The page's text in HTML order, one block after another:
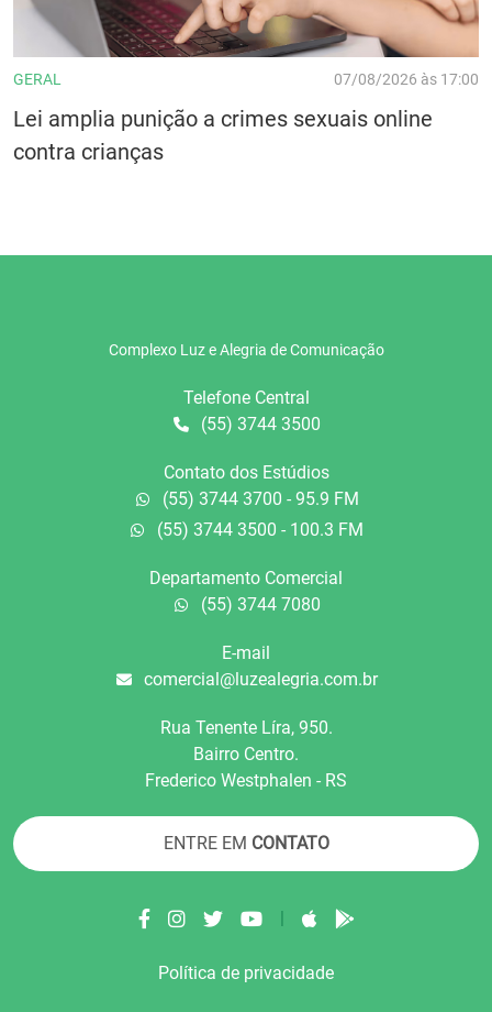
GERAL 07/08/2026 às 17:00
Lei amplia punição a crimes sexuais online
contra crianças
Complexo Luz e Alegria de Comunicação
Telefone Central
(55) 3744 3500
Contato dos Estúdios
(55) 3744 3700 - 95.9 FM
(55) 3744 3500 - 100.3 FM
Departamento Comercial
(55) 3744 7080
E-mail
comercial@luzealegria.com.br
Rua Tenente Líra, 950.
Bairro Centro.
Frederico Westphalen - RS
ENTRE EM CONTATO
|
Política de privacidade